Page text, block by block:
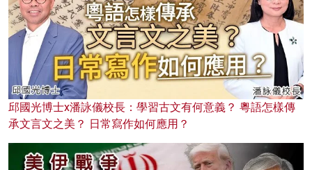
邱國光博士x潘詠儀校長：學習古文有何意義？ 粵語怎樣傳
承文言文之美？ 日常寫作如何應用？